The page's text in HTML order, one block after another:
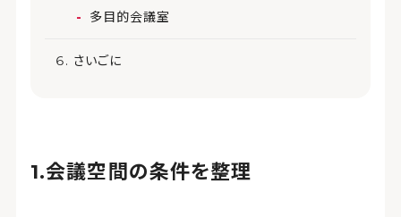
多目的会議室
さいごに
会議空間の条件を整理